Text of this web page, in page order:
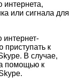
интернета,
или сигнала для
интернет-
приступать к
В случае,
помощью к